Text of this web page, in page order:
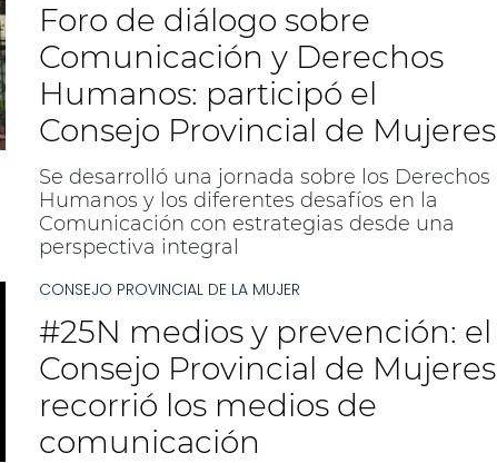
Foro de diálogo sobre
Comunicación y Derechos
Humanos: participó el
Consejo Provincial de Mujeres
Se desarrolló una jornada sobre los Derechos
Humanos y los diferentes desafíos en la
Comunicación con estrategias desde una
perspectiva integral
CONSEJO PROVINCIAL DE LA MUJER
#25N medios y prevención: el
Consejo Provincial de Mujeres
recorrió los medios de
comunicación